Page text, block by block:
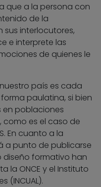
que a la persona con
de la
sus interlocutores,
e interprete las
de quienes le
país es cada
paulatina, si bien
en poblaciones
es el caso de
En cuanto a la
a punto de publicarse
diseño formativo han
la ONCE y el Instituto
(INCUAL).